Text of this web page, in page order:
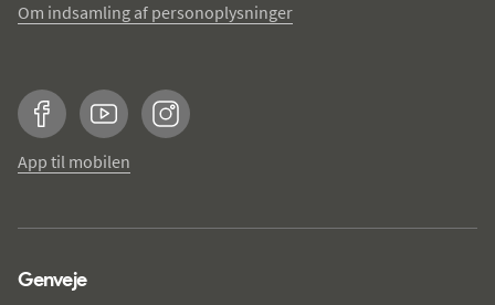
Om indsamling af personoplysninger
FacebookYouTubeInstagram
App til mobilen
Genveje